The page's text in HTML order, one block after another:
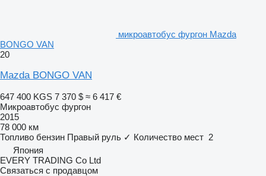
микроавтобус фургон Mazda
BONGO VAN
20
Mazda BONGO VAN
647 400 KGS 7 370 $ ≈ 6 417 €
Микроавтобус фургон
2015
78 000 км
Топливо бензин Правый руль ✓ Количество мест 2
Япония
EVERY TRADING Co Ltd
Связаться с продавцом